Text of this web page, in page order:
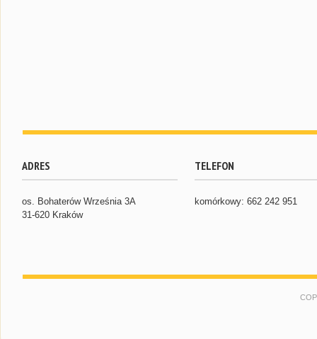
ADRES
os. Bohaterów Września 3A
31-620 Kraków
TELEFON
komórkowy: 662 242 951